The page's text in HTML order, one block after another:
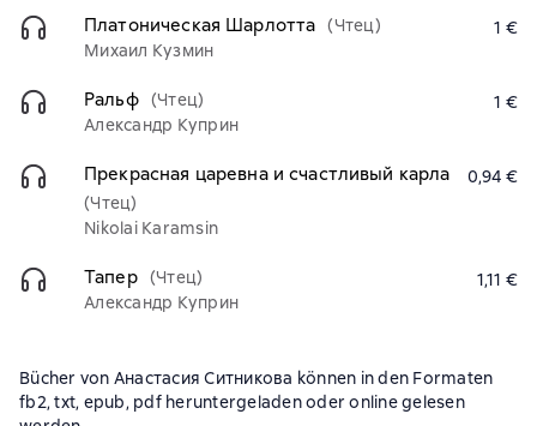
Платоническая Шарлотта (Чтец)
Михаил Кузмин
1 €
Ральф (Чтец)
Александр Куприн
1 €
Прекрасная царевна и счастливый карла
(Чтец)
Nikolai Karamsin
0,94 €
Тапер (Чтец)
Александр Куприн
1,11 €
Bücher von Анастасия Ситникова können in den Formaten
fb2, txt, epub, pdf heruntergeladen oder online gelesen